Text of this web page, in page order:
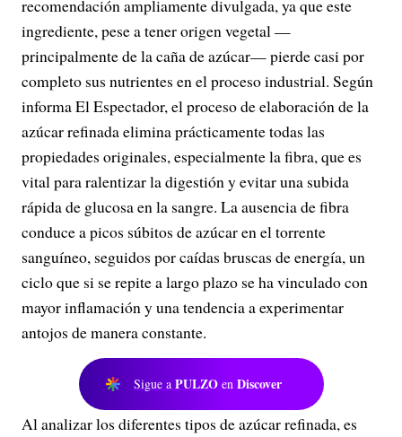
recomendación ampliamente divulgada, ya que este
ingrediente, pese a tener origen vegetal —
principalmente de la caña de azúcar— pierde casi por
completo sus nutrientes en el proceso industrial. Según
informa El Espectador, el proceso de elaboración de la
azúcar refinada elimina prácticamente todas las
propiedades originales, especialmente la fibra, que es
vital para ralentizar la digestión y evitar una subida
rápida de glucosa en la sangre. La ausencia de fibra
conduce a picos súbitos de azúcar en el torrente
sanguíneo, seguidos por caídas bruscas de energía, un
ciclo que si se repite a largo plazo se ha vinculado con
mayor inflamación y una tendencia a experimentar
antojos de manera constante.
Sigue a PULZO en Discover
Al analizar los diferentes tipos de azúcar refinada, es